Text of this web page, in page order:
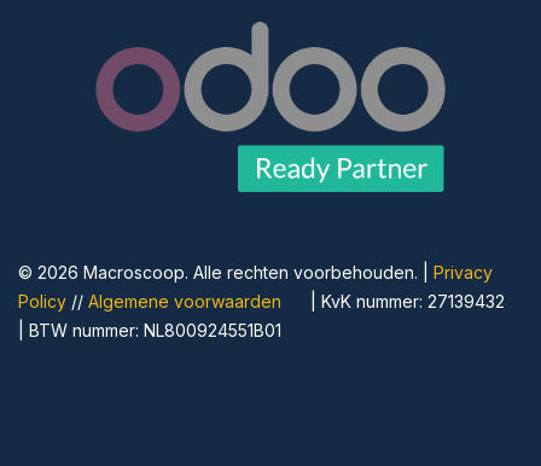
© 2026 Macroscoop. Alle rechten voorbehouden. | ​ Privacy
Policy // Algemene voorwaarden
​| KvK nummer: 27139432
| BTW nummer: NL800924551B01